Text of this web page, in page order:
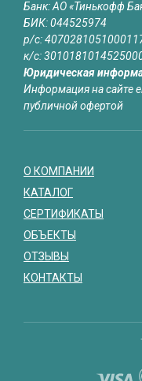
Банк: АО «Тинькофф
БИК: 044525974
р/с:
к/с:
Юридическая
Информация на сайте
публичной офертой
О КОМПАНИИ
КАТАЛОГ
СЕРТИФИКАТЫ
ОБЪЕКТЫ
ОТЗЫВЫ
КОНТАКТЫ